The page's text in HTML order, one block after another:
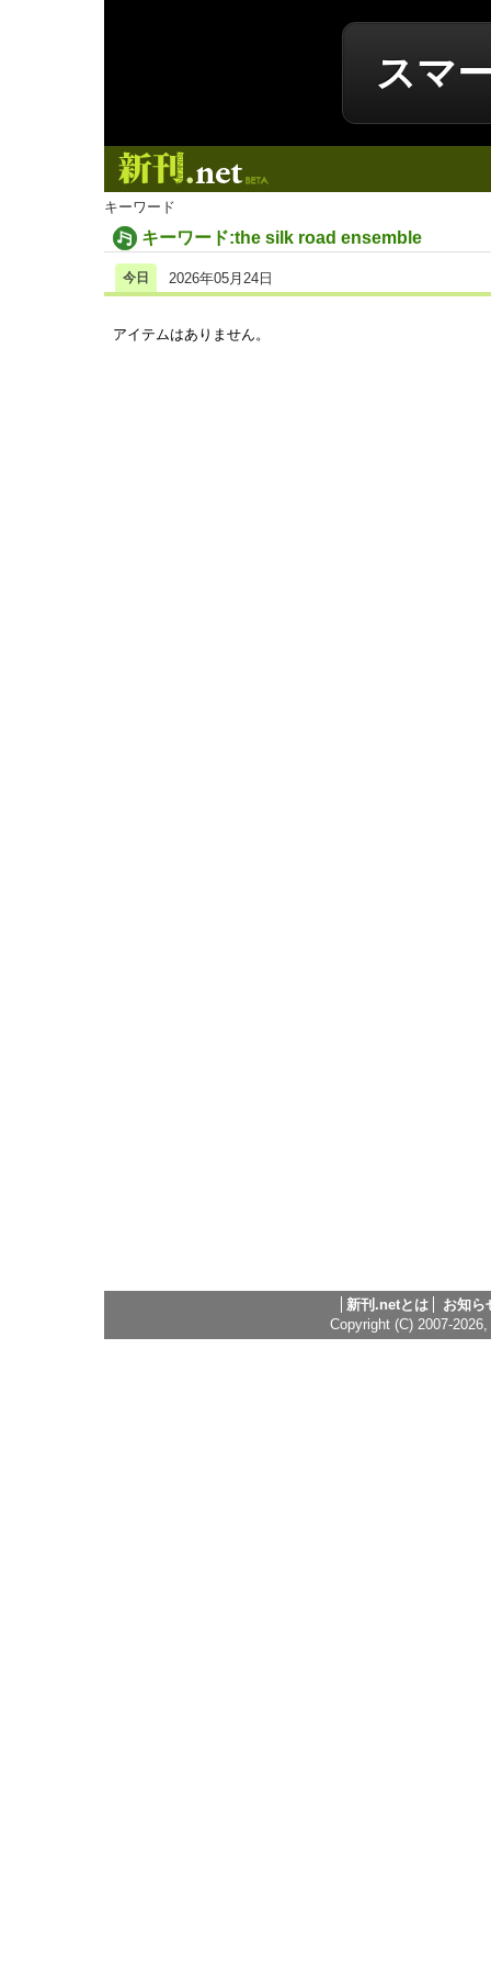
スマ
キーワード
キーワード:the silk road ensemble
今日 2026年05月24日
アイテムはありません。
新刊.netとは
お知ら
Copyright (C) 2007-2026,